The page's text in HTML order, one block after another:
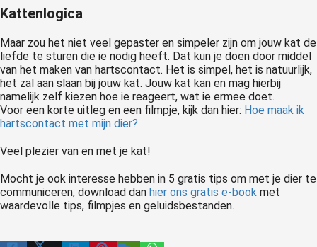
Kattenlogica
Maar zou het niet veel gepaster en simpeler zijn om jouw kat de
liefde te sturen die ie nodig heeft. Dat kun je doen door middel
van het maken van hartscontact. Het is simpel, het is natuurlijk,
het zal aan slaan bij jouw kat. Jouw kat kan en mag hierbij
namelijk zelf kiezen hoe ie reageert, wat ie ermee doet.
Voor een korte uitleg en een filmpje, kijk dan hier: Hoe maak ik
hartscontact met mijn dier?
Veel plezier van en met je kat!
Mocht je ook interesse hebben in 5 gratis tips om met je dier te
communiceren, download dan hier ons gratis e-book met
waardevolle tips, filmpjes en geluidsbestanden.